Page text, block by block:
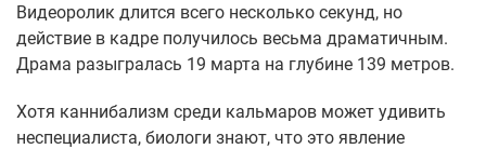
Видеоролик длится всего несколько секунд, но
действие в кадре получилось весьма драматичным.
Драма разыгралась 19 марта на глубине 139 метров.
Хотя каннибализм среди кальмаров может удивить
неспециалиста, биологи знают, что это явление